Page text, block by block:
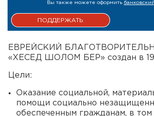
Вы также можете оформить
ЕВРЕЙСКИЙ
«ХЕСЕД ШОЛОМ БЕР» создан в
Цели:
Оказание социальной,
помощи социально
обеспеченным гражданам, в том